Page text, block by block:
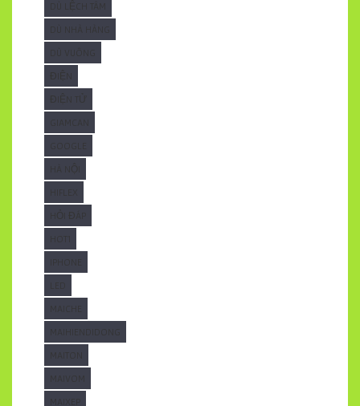
DÙ LỆCH TÂM
DÙ NHÀ HÀNG
ĐIỆN
ĐIỆN TỬ
GIAMCAN
HÀ NỘI
HỎI ĐÁP
HOT1
MAICHE
MAIHIENDIDONG
MAITON
MAIVOM
MAIXEP